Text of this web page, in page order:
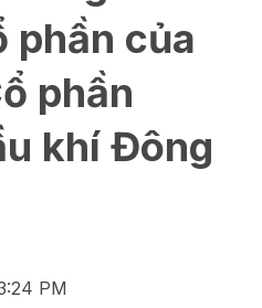
phần của
phần
khí Đông
PM